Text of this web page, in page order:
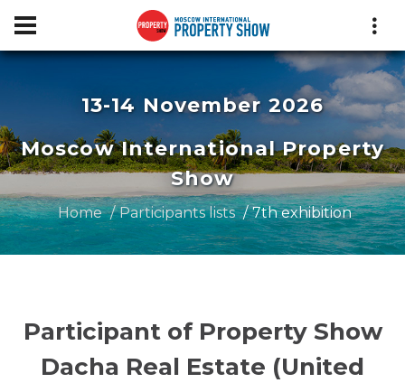
13-14 November 2026
Moscow International Property
Show
Home Participants lists 7th exhibition
Participant of Property Show
Dacha Real Estate (United